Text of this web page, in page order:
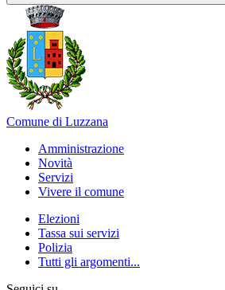
Comune di Luzzana
Amministrazione
Novità
Servizi
Vivere il comune
Elezioni
Tassa sui servizi
Polizia
Tutti gli argomenti...